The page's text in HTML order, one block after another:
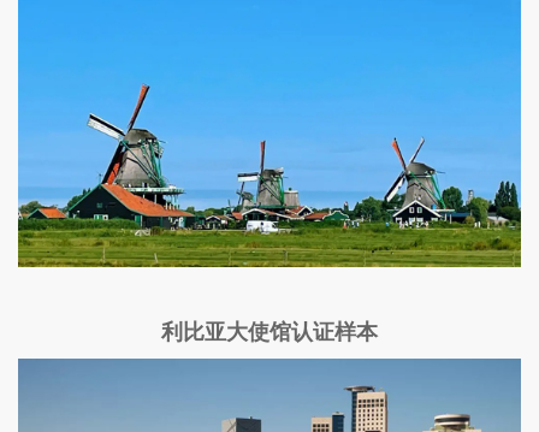
利比亚大使馆认证样本